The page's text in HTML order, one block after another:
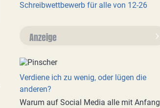
Schreibwettbewerb für alle von 12-26
Anzeige
Verdiene ich zu wenig, oder lügen die
anderen?
Warum auf Social Media alle mit Anfang